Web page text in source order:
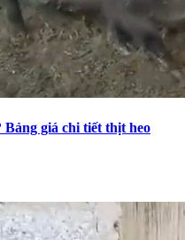
giá chi tiết thịt heo